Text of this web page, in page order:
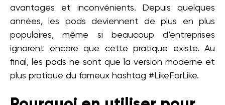
avantages et inconvénients. Depuis quelques
années, les pods deviennent de plus en plus
populaires, même si beaucoup d’entreprises
ignorent encore que cette pratique existe. Au
final, les pods ne sont que la version moderne et
plus pratique du fameux hashtag #LikeForLike.